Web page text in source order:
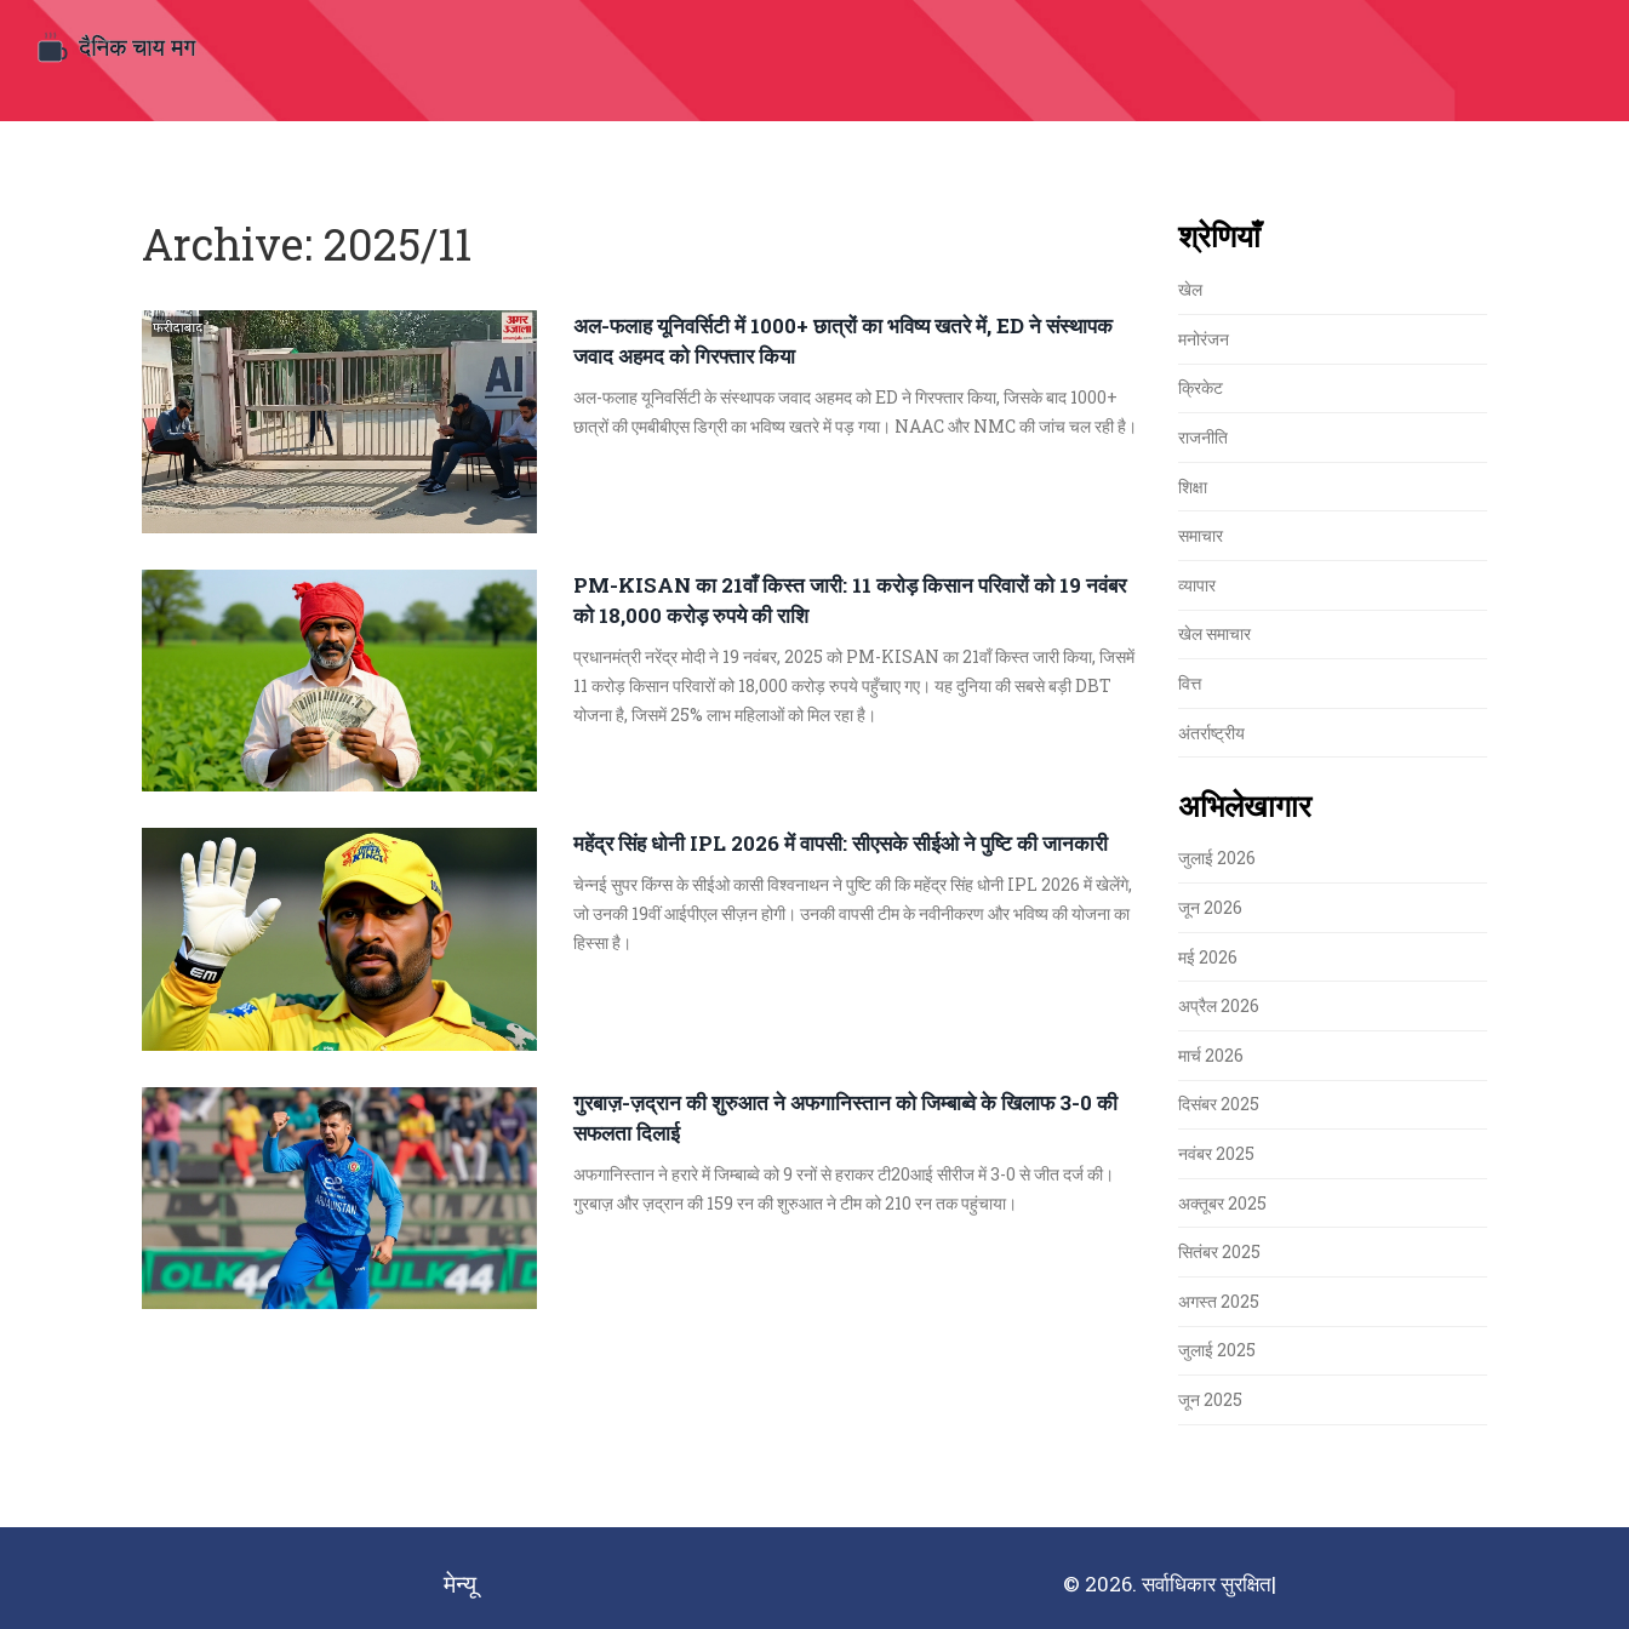
Archive: 2025/11
अल-फलाह यूनिवर्सिटी में 1000+ छात्रों का भविष्य खतरे में, ED ने संस्थापक
जवाद अहमद को गिरफ्तार किया
अल-फलाह यूनिवर्सिटी के संस्थापक जवाद अहमद को ED ने गिरफ्तार किया, जिसके बाद 1000+
छात्रों की एमबीबीएस डिग्री का भविष्य खतरे में पड़ गया। NAAC और NMC की जांच चल रही है।
PM-KISAN का 21वाँ किस्त जारी: 11 करोड़ किसान परिवारों को 19 नवंबर
को 18,000 करोड़ रुपये की राशि
प्रधानमंत्री नरेंद्र मोदी ने 19 नवंबर, 2025 को PM-KISAN का 21वाँ किस्त जारी किया, जिसमें
11 करोड़ किसान परिवारों को 18,000 करोड़ रुपये पहुँचाए गए। यह दुनिया की सबसे बड़ी DBT
योजना है, जिसमें 25% लाभ महिलाओं को मिल रहा है।
महेंद्र सिंह धोनी IPL 2026 में वापसी: सीएसके सीईओ ने पुष्टि की जानकारी
चेन्नई सुपर किंग्स के सीईओ कासी विश्वनाथन ने पुष्टि की कि महेंद्र सिंह धोनी IPL 2026 में खेलेंगे,
जो उनकी 19वीं आईपीएल सीज़न होगी। उनकी वापसी टीम के नवीनीकरण और भविष्य की योजना का
हिस्सा है।
गुरबाज़-ज़द्रान की शुरुआत ने अफगानिस्तान को जिम्बाब्वे के खिलाफ 3-0 की
सफलता दिलाई
अफगानिस्तान ने हरारे में जिम्बाब्वे को 9 रनों से हराकर टी20आई सीरीज में 3-0 से जीत दर्ज की।
गुरबाज़ और ज़द्रान की 159 रन की शुरुआत ने टीम को 210 रन तक पहुंचाया।
श्रेणियाँ
खेल
मनोरंजन
क्रिकेट
राजनीति
शिक्षा
समाचार
व्यापार
खेल समाचार
वित्त
अंतर्राष्ट्रीय
अभिलेखागार
जुलाई 2026
जून 2026
मई 2026
अप्रैल 2026
मार्च 2026
दिसंबर 2025
नवंबर 2025
अक्तूबर 2025
सितंबर 2025
अगस्त 2025
जुलाई 2025
जून 2025
मेन्यू © 2026. सर्वाधिकार सुरक्षित|